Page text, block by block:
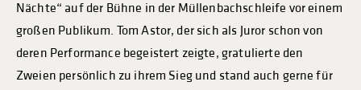
Nächte“ auf der Bühne in der Müllenbachschleife vor einem
großen Publikum. Tom Astor, der sich als Juror schon von
deren Performance begeistert zeigte, gratulierte den
Zweien persönlich zu ihrem Sieg und stand auch gerne für